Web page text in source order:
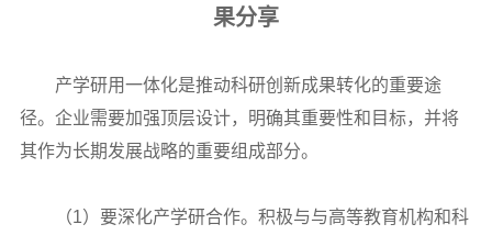
果分享
产学研用一体化是推动科研创新成果转化的重要途
径。企业需要加强顶层设计，明确其重要性和目标，并将
其作为长期发展战略的重要组成部分。
（1）要深化产学研合作。积极与与高等教育机构和科